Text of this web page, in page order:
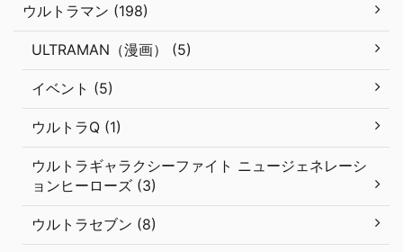
ウルトラマン (198)
ULTRAMAN（漫画） (5)
イベント (5)
ウルトラQ (1)
ウルトラギャラクシーファイト ニュージェネレーシ
ョンヒーローズ (3)
ウルトラセブン (8)